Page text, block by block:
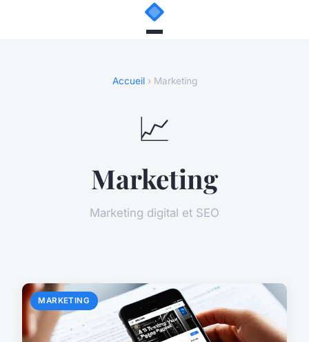
Accueil› Marketing
📈
Marketing
Marketing digital et SEO
MARKETING